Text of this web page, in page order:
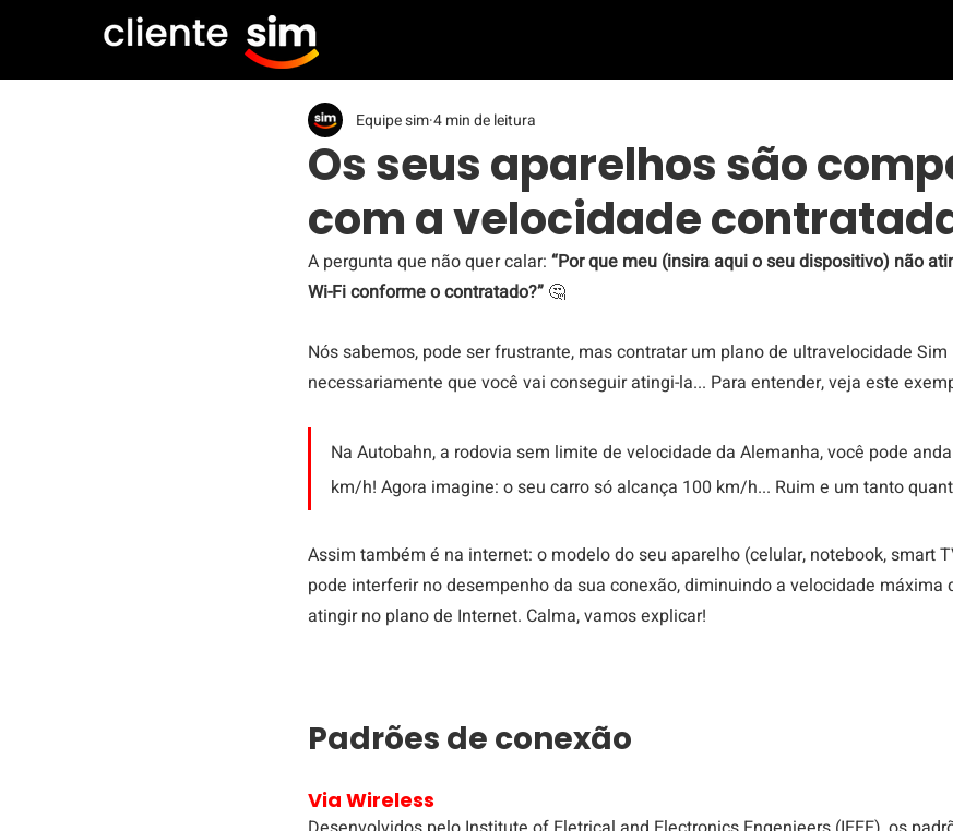
Os seus aparelhos são
com a velocidade
Equipe sim4 min de leitura
A pergunta que não quer calar: “Por que meu (insira aqui o seu dispositivo) não
Wi-Fi conforme o contratado?” 🤔
Nós sabemos, pode ser frustrante, mas contratar um plano de ultravelocidade
necessariamente que você vai conseguir atingi-la... Para entender, veja este
Na Autobahn, a rodovia sem limite de velocidade da Alemanha, você pode
km/h! Agora imagine: o seu carro só alcança 100 km/h... Ruim e um tanto
Assim também é na internet: o modelo do seu aparelho (celular, notebook, smart
pode interferir no desempenho da sua conexão, diminuindo a velocidade máxima
atingir no plano de Internet. Calma, vamos explicar!
Padrões de conexão
Via Wireless